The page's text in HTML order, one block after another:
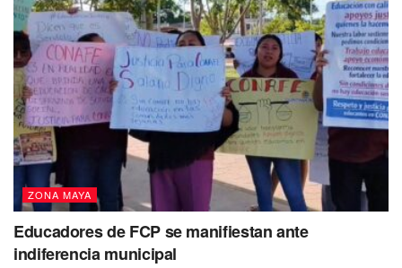
ZONA MAYA
Educadores de FCP se manifiestan ante
indiferencia municipal